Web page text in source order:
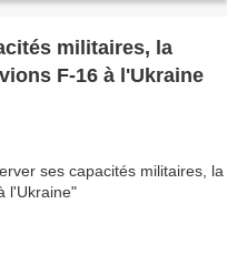
militaires, la
F-16 à l'Ukraine